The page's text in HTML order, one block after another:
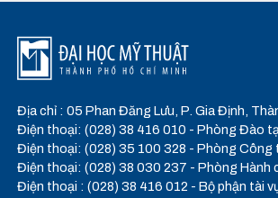
Địa chỉ : 05 Phan Đăng Lưu, P. Gia Định,
Điện thoại: (028) 38 416 010 - Phòng Đào
Điện thoại: (028) 35 100 328 - Phòng Công
Điện thoại: (028) 38 030 237 - Phòng Hành
Điện thoại : (028) 38 416 012 - Bộ phận tài